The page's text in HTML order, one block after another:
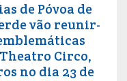
de Póvoa de
vão reunir-
Circo,
no dia 23 de